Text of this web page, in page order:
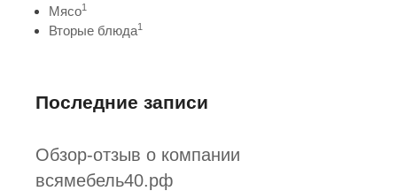
Мясо1
Вторые блюда1
Последние записи
Обзор-отзыв о компании
всямебель40.рф